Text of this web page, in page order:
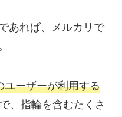
あれば、メルカリで
ユーザーが利用する
で、指輪を含むたくさ